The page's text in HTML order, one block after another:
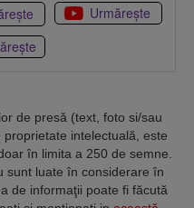
Urmărește
de presă (text, foto si/sau
intelectuală, este
în limita a 250 de semne.
sunt luate în considerare în
de informaţii poate fi făcută